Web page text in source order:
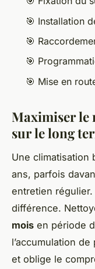
🎯 Installation
🎯
🎯
🎯 Mise en
Maximiser le
sur le long
Une climatisation
ans, parfois
entretien
différence.
mois en période
l’accumulation
et oblige le